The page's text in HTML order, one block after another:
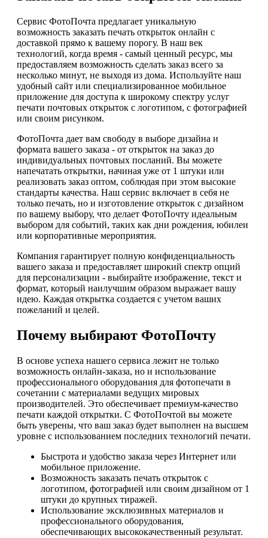
Сервис ФотоПочта предлагает уникальную
возможность заказать печать открыток онлайн с
доставкой прямо к вашему порогу. В наш век
технологий, когда время - самый ценный ресурс, мы
предоставляем возможность сделать заказ всего за
несколько минут, не выходя из дома. Используйте наш
удобный сайт или специализированное мобильное
приложение для доступа к широкому спектру услуг
печати почтовых открыток с логотипом, с фотографией
или своим рисунком.
ФотоПочта дает вам свободу в выборе дизайна и
формата вашего заказа - от открыток на заказ до
индивидуальных почтовых посланий. Вы можете
напечатать открытки, начиная уже от 1 штуки или
реализовать заказ оптом, соблюдая при этом высокие
стандарты качества. Наш сервис включает в себя не
только печать, но и изготовление открыток с дизайном
по вашему выбору, что делает ФотоПочту идеальным
выбором для событий, таких как дни рождения, юбилеи
или корпоративные мероприятия.
Компания гарантирует полную конфиденциальность
вашего заказа и предоставляет широкий спектр опций
для персонализации - выбирайте изображение, текст и
формат, который наилучшим образом выражает вашу
идею. Каждая открытка создается с учетом ваших
пожеланий и целей.
Почему выбирают ФотоПочту
В основе успеха нашего сервиса лежит не только
возможность онлайн-заказа, но и использование
профессионального оборудования для фотопечати в
сочетании с материалами ведущих мировых
производителей. Это обеспечивает премиум-качество
печати каждой открытки. С ФотоПочтой вы можете
быть уверены, что ваш заказ будет выполнен на высшем
уровне с использованием последних технологий печати.
Быстрота и удобство заказа через Интернет или
мобильное приложение.
Возможность заказать печать открыток с
логотипом, фотографией или своим дизайном от 1
штуки до крупных тиражей.
Использование эксклюзивных материалов и
профессионального оборудования,
обеспечивающих высококачественный результат.